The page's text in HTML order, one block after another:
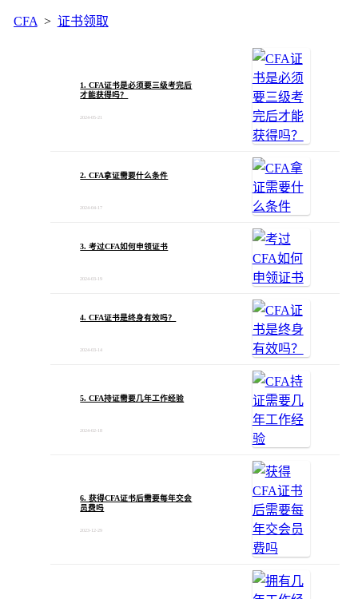
CFA > 证书领取
1. CFA证书是必须要三级考完后
才能获得吗？
2024-05-21
2. CFA拿证需要什么条件
2024-04-17
3. 考过CFA如何申领证书
2024-03-19
4. CFA证书是终身有效吗？
2024-03-14
5. CFA持证需要几年工作经验
2024-02-18
6. 获得CFA证书后需要每年交会
员费吗
2023-12-29